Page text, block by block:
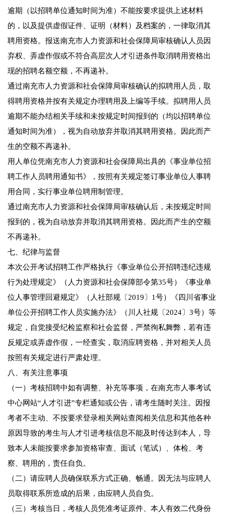
逾期（以招聘单位通知时间为准）不能按要求提供上述材料
的，以及提供虚假证件、证明（材料）及档案的，一律取消其
聘用资格。报送南充市人力资源和社会保障局审核确认人员因
弃权、弄虚作假或不符合高层次人才引进条件取消聘用资格出
现的招聘名额空额，不再递补。
通过南充市人力资源和社会保障局审核确认的拟聘用人员，取
得聘用资格并按有关规定办理聘用及上编等手续。拟聘用人员
逾期不能办结相关手续和未按规定时间报到的（均以招聘单位
通知时间为准），视为自动放弃并取消其聘用资格。因此而产
生的空额不再递补。
用人单位凭南充市人力资源和社会保障局出具的《事业单位招
聘工作人员聘用通知书》，按照有关规定签订事业单位人事聘
用合同，实行事业单位聘用制管理。
通过南充市人力资源和社会保障局审核确认后，未按规定时间
报到的，视为自动放弃并取消其聘用资格。因此而产生的空额
不再递补。
七、纪律与监督
本次公开考试招聘工作严格执行《事业单位公开招聘违纪违规
行为处理规定》（人力资源和社会保障部令第35号）《事业单
位人事管理回避规定》（人社部规〔2019〕1号）《四川省事业
单位公开招聘工作人员实施办法》（川人社规〔2024〕3号）等
规定，自觉接受纪检监察和社会监督，严禁徇私舞弊，若有违
反规定或弄虚作假，一经查实，取消应聘资格，并对相关人员
按照有关规定进行严肃处理。
八、有关注意事项
（一）考核招聘中如有调整、补充等事项，在南充市人事考试
中心网站“人才引进”专栏通知或公告，请考生随时关注。因报
考者不主动、不按要求登录相关网站查阅相关信息和其他各种
原因导致的考生与人才引进考核信息不能及时传达到本人，导
致本人未能按要求参加资格审查、面试（笔试）、体检、考
察、聘用的，责任自负。
（二）请应聘人员确保联系方式正确、畅通。因无法与应聘人
员取得联系所造成的后果，由应聘人员自负。
（三）考核当日，考核人员凭准考证原件、本人有效二代身份